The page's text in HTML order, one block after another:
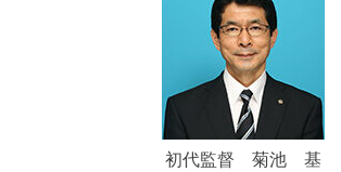
初代監督 菊池 基